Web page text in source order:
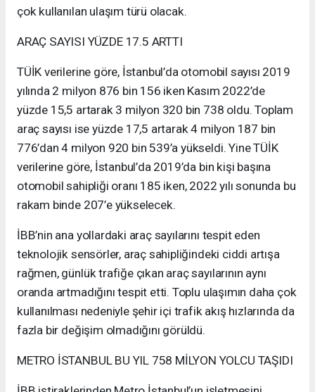
çok kullanılan ulaşım türü olacak.
ARAÇ SAYISI YÜZDE 17.5 ARTTI
TÜİK verilerine göre, İstanbul’da otomobil sayısı 2019
yılında 2 milyon 876 bin 156 iken Kasım 2022’de
yüzde 15,5 artarak 3 milyon 320 bin 738 oldu. Toplam
araç sayısı ise yüzde 17,5 artarak 4 milyon 187 bin
776’dan 4 milyon 920 bin 539’a yükseldi. Yine TÜİK
verilerine göre, İstanbul’da 2019’da bin kişi başına
otomobil sahipliği oranı 185 iken, 2022 yılı sonunda bu
rakam binde 207’e yükselecek.
İBB’nin ana yollardaki araç sayılarını tespit eden
teknolojik sensörler, araç sahipliğindeki ciddi artışa
rağmen, günlük trafiğe çıkan araç sayılarının aynı
oranda artmadığını tespit etti. Toplu ulaşımın daha çok
kullanılması nedeniyle şehir içi trafik akış hızlarında da
fazla bir değişim olmadığını görüldü.
METRO İSTANBUL BU YIL 758 MİLYON YOLCU TAŞIDI